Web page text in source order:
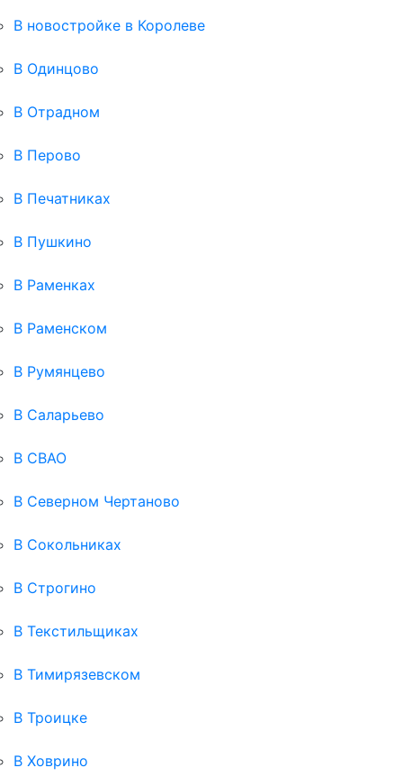
В новостройке в Королеве
В Одинцово
В Отрадном
В Перово
В Печатниках
В Пушкино
В Раменках
В Раменском
В Румянцево
В Саларьево
В СВАО
В Северном Чертаново
В Сокольниках
В Строгино
В Текстильщиках
В Тимирязевском
В Троицке
В Ховрино